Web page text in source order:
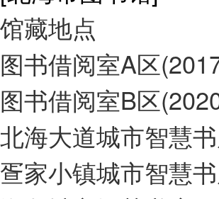
馆藏地点
图书借阅室A区
图书借阅室B区
北海大道城市智慧
疍家小镇城市智慧